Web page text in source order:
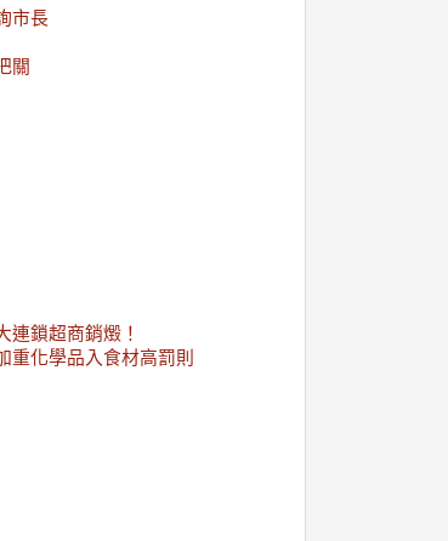
市長
關
連鎖超商銷燬！
重化學品入食材高罰則